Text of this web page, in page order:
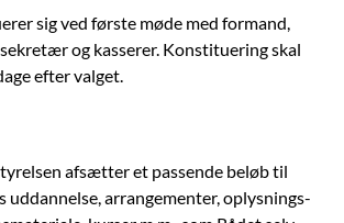
sig ved første møde med formand,
og kasserer. Konstituering skal
efter valget.
afsætter et passende beløb til
uddannelse, arrangementer, oplysnings-